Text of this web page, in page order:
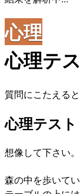
心理
心理テ
質問にこたえる
心理テスト
想像して下さい。
森の中を歩いて